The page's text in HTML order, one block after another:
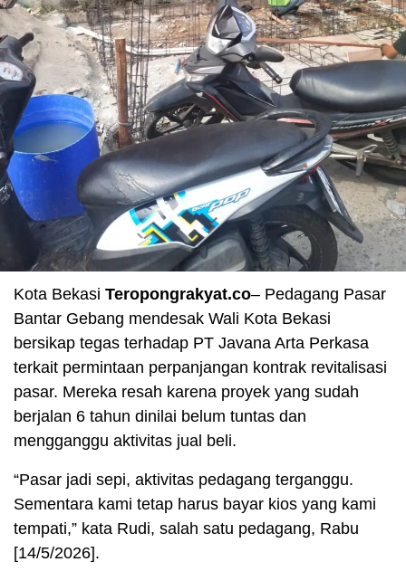
Kota Bekasi Teropongrakyat.co– Pedagang Pasar
Bantar Gebang mendesak Wali Kota Bekasi
bersikap tegas terhadap PT Javana Arta Perkasa
terkait permintaan perpanjangan kontrak revitalisasi
pasar. Mereka resah karena proyek yang sudah
berjalan 6 tahun dinilai belum tuntas dan
mengganggu aktivitas jual beli.
“Pasar jadi sepi, aktivitas pedagang terganggu.
Sementara kami tetap harus bayar kios yang kami
tempati,” kata Rudi, salah satu pedagang, Rabu
[14/5/2026].